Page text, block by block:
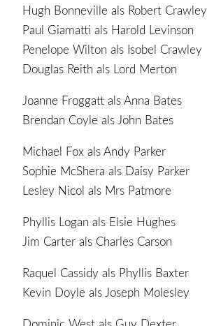
Hugh Bonneville als Robert Crawley
Paul Giamatti als Harold Levinson
Penelope Wilton als Isobel Crawley
Douglas Reith als Lord Merton
Joanne Froggatt als Anna Bates
Brendan Coyle als John Bates
Michael Fox als Andy Parker
Sophie McShera als Daisy Parker
Lesley Nicol als Mrs Patmore
Phyllis Logan als Elsie Hughes
Jim Carter als Charles Carson
Raquel Cassidy als Phyllis Baxter
Kevin Doyle als Joseph Molesley